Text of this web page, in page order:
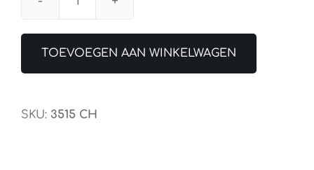
Leeslamp
Oplaadbaar
TOEVOEGEN AAN WINKELWAGEN
SKU: 3515 CH